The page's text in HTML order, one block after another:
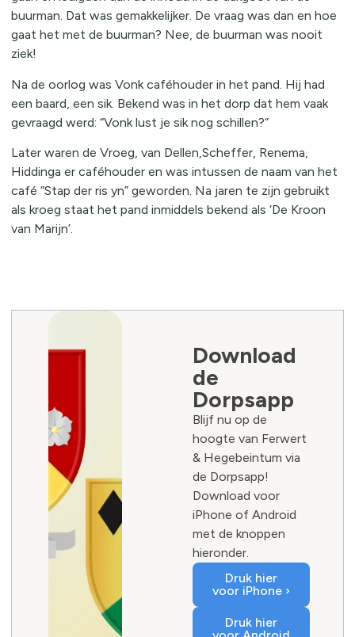
buurman. Dat was gemakkelijker. De vraag was dan en hoe
gaat het met de buurman? Nee, de buurman was nooit
ziek!
Na de oorlog was Vonk caféhouder in het pand. Hij had
een baard, een sik. Bekend was in het dorp dat hem vaak
gevraagd werd: “Vonk lust je sik nog schillen?”
Later waren de Vroeg, van Dellen,Scheffer, Renema,
Hiddinga er caféhouder en was intussen de naam van het
café “Stap der ris yn” geworden. Na jaren te zijn gebruikt
als kroeg staat het pand inmiddels bekend als ‘De Kroon
van Marijn’.
Download
de
Dorpsapp
Blijf nu op de
hoogte van Ferwert
& Hegebeintum via
de Dorpsapp!
Download voor
iPhone of Android
met de knoppen
hieronder.
Druk hier
voor iPhone ›
Druk hier